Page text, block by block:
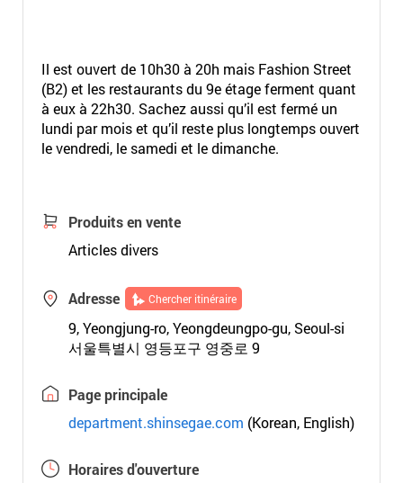
Il est ouvert de 10h30 à 20h mais Fashion Street
(B2) et les restaurants du 9e étage ferment quant
à eux à 22h30. Sachez aussi qu’il est fermé un
lundi par mois et qu’il reste plus longtemps ouvert
le vendredi, le samedi et le dimanche.
Produits en vente
Articles divers
Adresse Chercher itinéraire
9, Yeongjung-ro, Yeongdeungpo-gu, Seoul-si
서울특별시 영등포구 영중로 9
Page principale
department.shinsegae.com (Korean, English)
Horaires d'ouverture